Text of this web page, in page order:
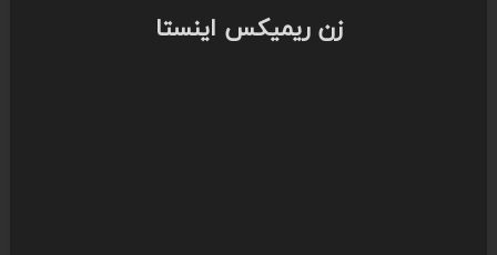
زن ریمیکس اینستا